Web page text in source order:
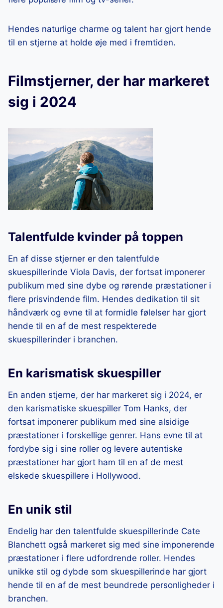
Hendes naturlige charme og talent har gjort hende
til en stjerne at holde øje med i fremtiden.
Filmstjerner, der har markeret
sig i 2024
Talentfulde kvinder på toppen
En af disse stjerner er den talentfulde
skuespillerinde Viola Davis, der fortsat imponerer
publikum med sine dybe og rørende præstationer i
flere prisvindende film. Hendes dedikation til sit
håndværk og evne til at formidle følelser har gjort
hende til en af de mest respekterede
skuespillerinder i branchen.
En karismatisk skuespiller
En anden stjerne, der har markeret sig i 2024, er
den karismatiske skuespiller Tom Hanks, der
fortsat imponerer publikum med sine alsidige
præstationer i forskellige genrer. Hans evne til at
fordybe sig i sine roller og levere autentiske
præstationer har gjort ham til en af de mest
elskede skuespillere i Hollywood.
En unik stil
Endelig har den talentfulde skuespillerinde Cate
Blanchett også markeret sig med sine imponerende
præstationer i flere udfordrende roller. Hendes
unikke stil og dybde som skuespillerinde har gjort
hende til en af de mest beundrede personligheder i
branchen.